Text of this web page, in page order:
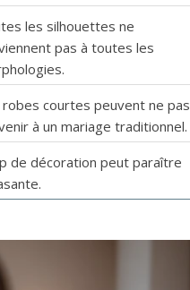
les silhouettes ne
pas à toutes les
robes courtes peuvent ne pas
à un mariage traditionnel.
de décoration peut paraître